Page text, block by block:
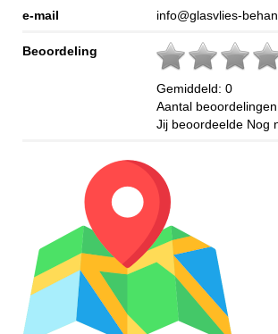
e-mail info@glasvlies-
Beoordeling
Gemiddeld: 0
Aantal
Jij beoordeelde Nog